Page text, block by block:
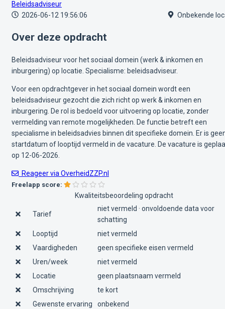
Beleidsadviseur
2026-06-12 19:56:06
Onbekende
Over deze opdracht
Beleidsadviseur voor het sociaal domein (werk & inkomen en
inburgering) op locatie. Specialisme: beleidsadviseur.
Voor een opdrachtgever in het sociaal domein wordt een
beleidsadviseur gezocht die zich richt op werk & inkomen en
inburgering. De rol is bedoeld voor uitvoering op locatie, zonder
vermelding van remote mogelijkheden. De functie betreft een
specialisme in beleidsadvies binnen dit specifieke domein. Er is
startdatum of looptijd vermeld in de vacature. De vacature is
op 12-06-2026.
Reageer via OverheidZZP.nl
Freelapp score:
Kwaliteitsbeoordeling opdracht
Tarief
niet vermeld · onvoldoende data voor
schatting
Looptijd
niet vermeld
Vaardigheden
geen specifieke eisen vermeld
Uren/week
niet vermeld
Locatie
geen plaatsnaam vermeld
Omschrijving
te kort
Gewenste ervaring
onbekend